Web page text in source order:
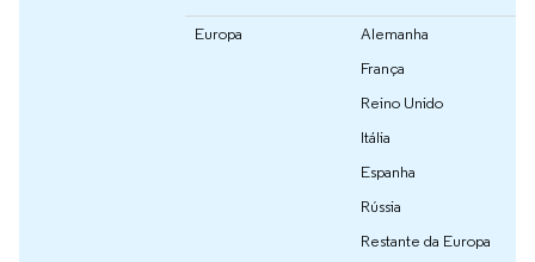
Europa
Alemanha
França
Reino Unido
Itália
Espanha
Rússia
Restante da Europa